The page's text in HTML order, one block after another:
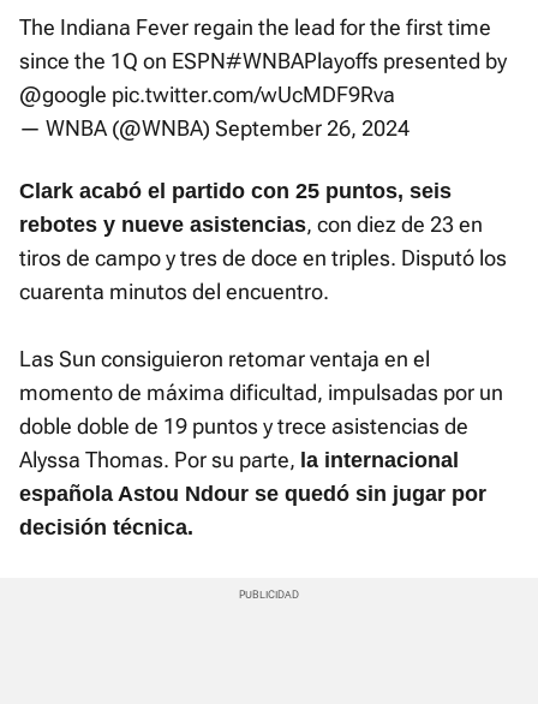
The Indiana Fever regain the lead for the first time
since the 1Q on ESPN#WNBAPlayoffs presented by
@google pic.twitter.com/wUcMDF9Rva
— WNBA (@WNBA) September 26, 2024
Clark acabó el partido con 25 puntos, seis
rebotes y nueve asistencias, con diez de 23 en
tiros de campo y tres de doce en triples. Disputó los
cuarenta minutos del encuentro.
Las Sun consiguieron retomar ventaja en el
momento de máxima dificultad, impulsadas por un
doble doble de 19 puntos y trece asistencias de
Alyssa Thomas. Por su parte, la internacional
española Astou Ndour se quedó sin jugar por
decisión técnica.